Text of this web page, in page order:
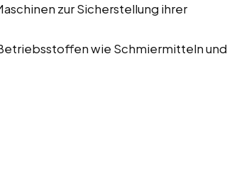
zur Sicherstellung ihrer
wie Schmiermitteln und